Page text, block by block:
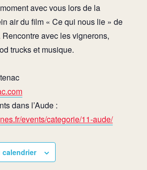
avec vous lors de la
air du film « Ce qui nous lie » de
avec les vignerons,
trucks et musique.
dans l’Aude :
events/categorie/11-aude/
calendrier